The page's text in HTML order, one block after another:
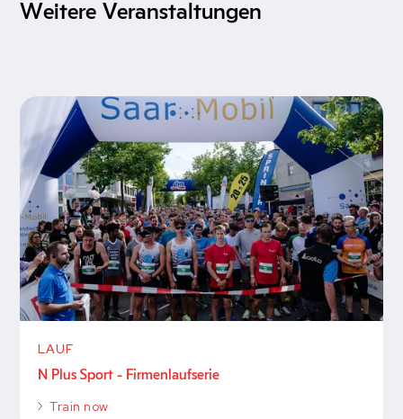
Weitere Veranstaltungen
LAUF
N Plus Sport - Firmenlaufserie
Train now